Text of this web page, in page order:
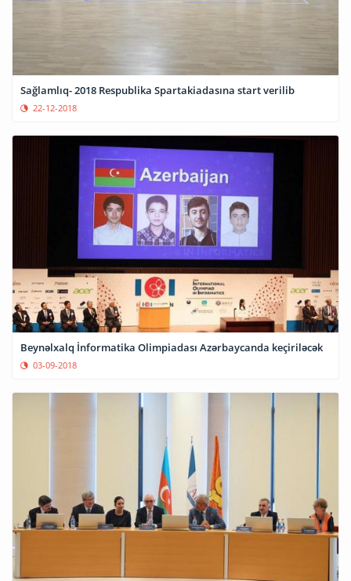
Sağlamlıq- 2018 Respublika Spartakiadasına start verilib
22-12-2018
Beynəlxalq İnformatika Olimpiadası Azərbaycanda keçiriləcək
03-09-2018